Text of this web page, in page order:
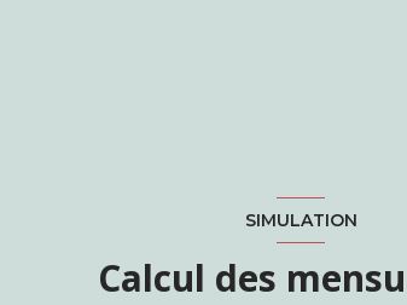
SIMULATION
Calcul des